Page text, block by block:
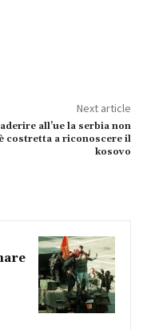
Next article
all’ue la serbia non
è costretta a riconoscere il
kosovo